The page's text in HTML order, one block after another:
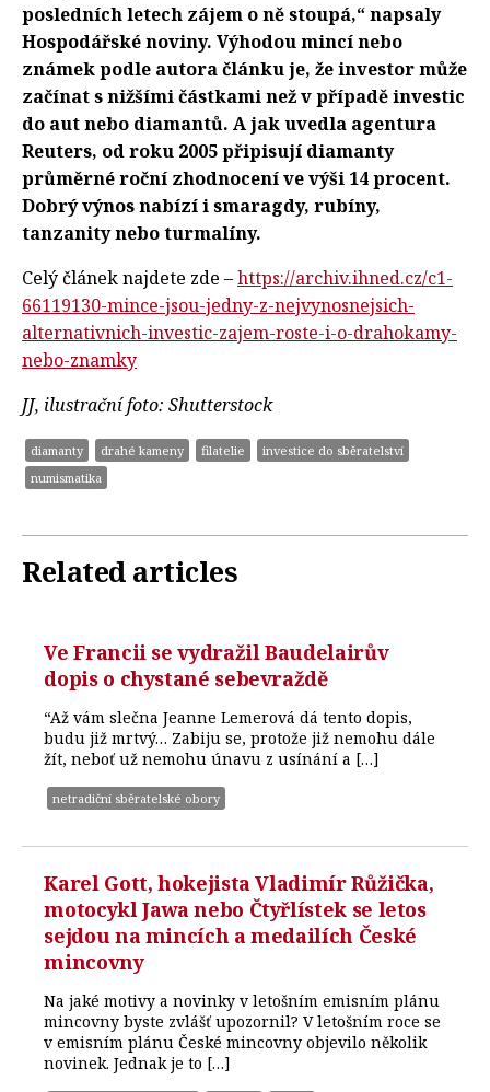
posledních letech zájem o ně stoupá,“ napsaly
Hospodářské noviny. Výhodou mincí nebo
známek podle autora článku je, že investor může
začínat s nižšími částkami než v případě investic
do aut nebo diamantů. A jak uvedla agentura
Reuters, od roku 2005 připisují diamanty
průměrné roční zhodnocení ve výši 14 procent.
Dobrý výnos nabízí i smaragdy, rubíny,
tanzanity nebo turmalíny.
Celý článek najdete zde –https://archiv.ihned.cz/c1-
66119130-mince-jsou-jedny-z-nejvynosnejsich-
alternativnich-investic-zajem-roste-i-o-drahokamy-
nebo-znamky
JJ, ilustrační foto: Shutterstock
diamanty drahé kameny filatelie
investice do sběratelství
numismatika
Related articles
Ve Francii se vydražil Baudelairův
dopis o chystané sebevraždě
“Až vám slečna Jeanne Lemerová dá tento dopis,
budu již mrtvý… Zabiju se, protože již nemohu dále
žít, neboť už nemohu únavu z usínání a […]
netradiční sběratelské obory
Karel Gott, hokejista Vladimír Růžička,
motocykl Jawa nebo Čtyřlístek se letos
sejdou na mincích a medailích České
mincovny
Na jaké motivy a novinky v letošním emisním plánu
mincovny byste zvlášť upozornil? V letošním roce se
v emisním plánu České mincovny objevilo několik
novinek. Jednak je to […]